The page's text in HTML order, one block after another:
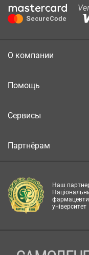
О компании
Помощь
Сервисы
Партнёрам
Наш
університет